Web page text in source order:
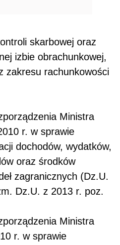
skarbowej oraz
izbie obrachunkowej,
zakresu rachunkowości
Ministra
r. w sprawie
dochodów, wydatków,
oraz środków
zagranicznych (Dz.U.
Dz.U. z 2013 r. poz.
Ministra
r. w sprawie